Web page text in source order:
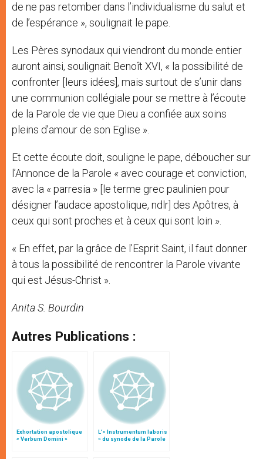
de ne pas retomber dans l’individualisme du salut et
de l’espérance », soulignait le pape.
Les Pères synodaux qui viendront du monde entier
auront ainsi, soulignait Benoît XVI, « la possibilité de
confronter [leurs idées], mais surtout de s’unir dans
une communion collégiale pour se mettre à l’écoute
de la Parole de vie que Dieu a confiée aux soins
pleins d’amour de son Eglise ».
Et cette écoute doit, souligne le pape, déboucher sur
l’Annonce de la Parole « avec courage et conviction,
avec la « parresia » [le terme grec paulinien pour
désigner l’audace apostolique, ndlr] des Apôtres, à
ceux qui sont proches et à ceux qui sont loin ».
« En effet, par la grâce de l’Esprit Saint, il faut donner
à tous la possibilité de rencontrer la Parole vivante
qui est Jésus-Christ ».
Anita S. Bourdin
Autres Publications :
Exhortation apostolique
« Verbum Domini »
L’« Instrumentum laboris
» du synode de la Parole